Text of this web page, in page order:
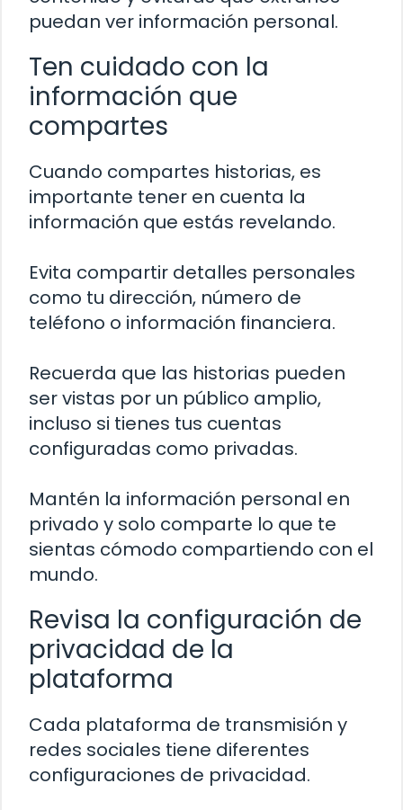
puedan ver información personal.
Ten cuidado con la
información que
compartes
Cuando compartes historias, es
importante tener en cuenta la
información que estás revelando.
Evita compartir detalles personales
como tu dirección, número de
teléfono o información financiera.
Recuerda que las historias pueden
ser vistas por un público amplio,
incluso si tienes tus cuentas
configuradas como privadas.
Mantén la información personal en
privado y solo comparte lo que te
sientas cómodo compartiendo con el
mundo.
Revisa la configuración de
privacidad de la
plataforma
Cada plataforma de transmisión y
redes sociales tiene diferentes
configuraciones de privacidad.